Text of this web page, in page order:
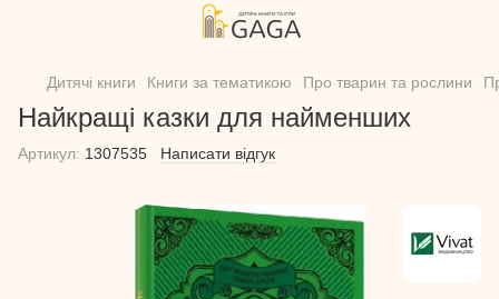
Дитячі книги Книги за тематикою Про тварин та рослини
Найкращі казки для найменших
Артикул: 1307535 Написати відгук